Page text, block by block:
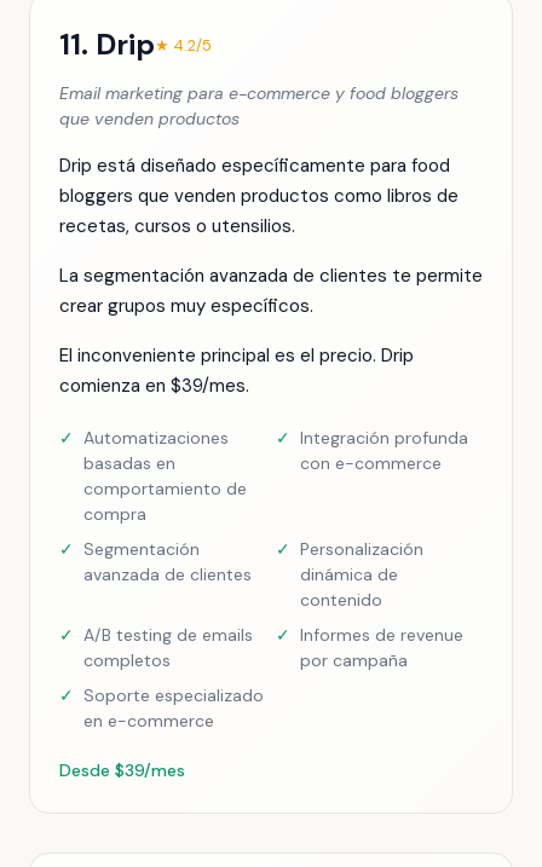
11. Drip★ 4.2/5
Email marketing para e-commerce y food bloggers
que venden productos
Drip está diseñado específicamente para food
bloggers que venden productos como libros de
recetas, cursos o utensilios.
La segmentación avanzada de clientes te permite
crear grupos muy específicos.
El inconveniente principal es el precio. Drip
comienza en $39/mes.
✓ Automatizaciones
basadas en
comportamiento de
compra
✓ Integración profunda
con e-commerce
✓
Segmentación
avanzada de clientes
✓ Personalización
dinámica de
contenido
✓ A/B testing de emails
completos
✓ Informes de revenue
por campaña
✓
Soporte especializado
en e-commerce
Desde $39/mes